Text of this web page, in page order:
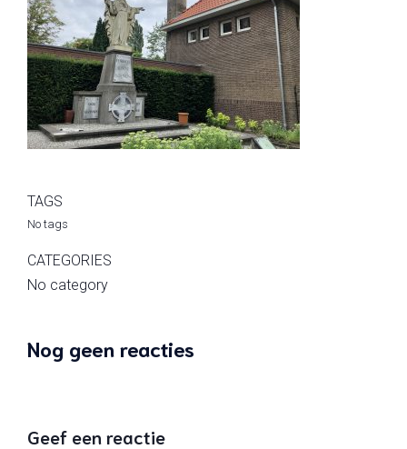
TAGS
No tags
CATEGORIES
No category
Nog geen reacties
Geef een reactie